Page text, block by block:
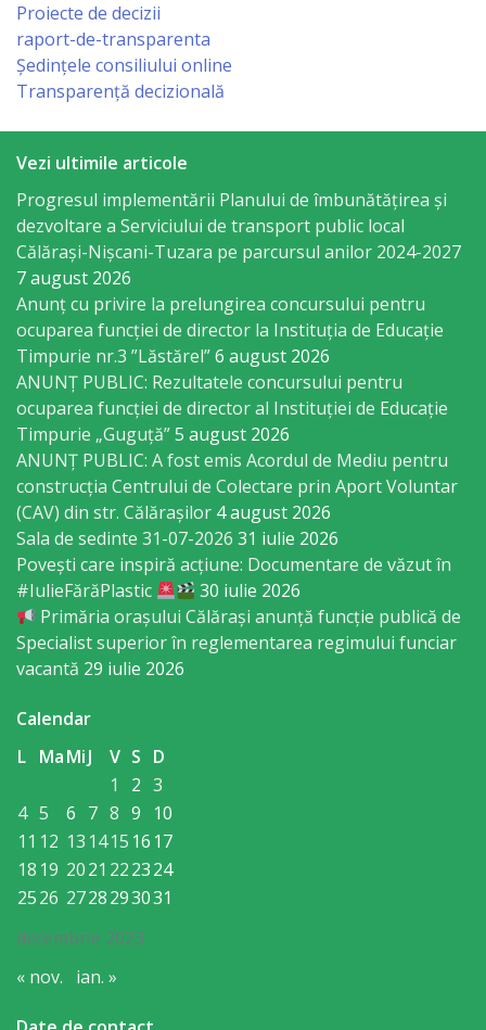
Regulamentul
Consiliului
Proiecte
de
decizii
Deciziile
Consiliului
Consiliul
de
tineret
Activitatea
primăriei
Instituții
subordonate
IET
Lăstărel
IET
Guguță
IET
DoReMiCii
Școala
Proiecte de decizii
raport-de-transparenta
Ședințele consiliului online
Transparență decizională
Vezi ultimile articole
Progresul implementării Planului de îmbunătățirea și
dezvoltare a Serviciului de transport public local
Călărași-Nișcani-Tuzara pe parcursul anilor 2024-2027
7 august 2026
Anunț cu privire la prelungirea concursului pentru
ocuparea funcţiei de director la Instituția de Educație
Timpurie nr.3 ”Lăstărel”6 august 2026
ANUNȚ PUBLIC: Rezultatele concursului pentru
ocuparea funcției de director al Instituției de Educație
Timpurie „Guguță”5 august 2026
ANUNȚ PUBLIC: A fost emis Acordul de Mediu pentru
construcția Centrului de Colectare prin Aport Voluntar
(CAV) din str. Călărașilor 4 august 2026
Sala de sedinte 31-07-2026 31 iulie 2026
Povești care inspiră acțiune: Documentare de văzut în
#IulieFărăPlastic
30 iulie 2026
Primăria orașului Călărași anunță funcție publică de
Specialist superior în reglementarea regimului funciar
vacantă 29 iulie 2026
Calendar
decembrie 2023
L MaMiJ V S D
1
2 3
4 5 6 7 8 9
10
11 12 13 1415 16 17
18 19 2021 222324
2526 2728293031
« nov. ian. »